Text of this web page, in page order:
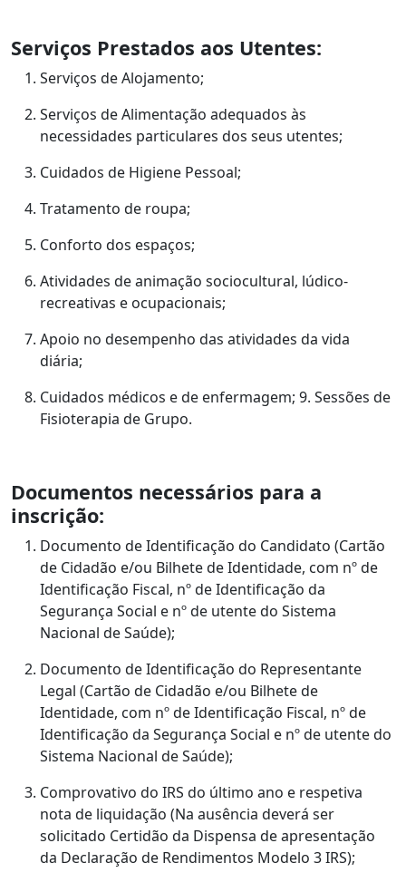
Serviços Prestados aos Utentes:
Serviços de Alojamento;
Serviços de Alimentação adequados às
necessidades particulares dos seus utentes;
Cuidados de Higiene Pessoal;
Tratamento de roupa;
Conforto dos espaços;
Atividades de animação sociocultural, lúdico-
recreativas e ocupacionais;
Apoio no desempenho das atividades da vida
diária;
Cuidados médicos e de enfermagem; 9. Sessões de
Fisioterapia de Grupo.
Documentos necessários para a
inscrição:
Documento de Identificação do Candidato (Cartão
de Cidadão e/ou Bilhete de Identidade, com nº de
Identificação Fiscal, nº de Identificação da
Segurança Social e nº de utente do Sistema
Nacional de Saúde);
Documento de Identificação do Representante
Legal (Cartão de Cidadão e/ou Bilhete de
Identidade, com nº de Identificação Fiscal, nº de
Identificação da Segurança Social e nº de utente do
Sistema Nacional de Saúde);
Comprovativo do IRS do último ano e respetiva
nota de liquidação (Na ausência deverá ser
solicitado Certidão da Dispensa de apresentação
da Declaração de Rendimentos Modelo 3 IRS);